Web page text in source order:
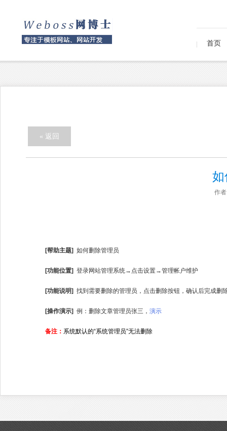
首页
« 返回
如
作
[帮助主题] 如何删除管理员
[功能位置] 登录网站管理系统→点击设置→管理帐户维护
[功能说明] 找到需要删除的管理员，点击删除按钮，确认后完成删
[操作演示] 例：删除文章管理员张三， 演示
备注： 系统默认的“系统管理员”无法删除